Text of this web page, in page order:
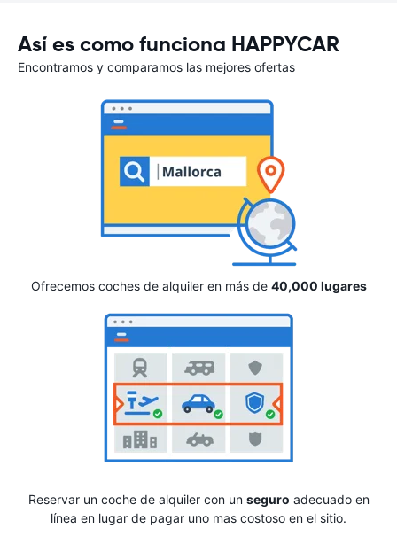
Así es como funciona HAPPYCAR
Encontramos y comparamos las mejores ofertas
Ofrecemos coches de alquiler en más de 40,000 lugares
Reservar un coche de alquiler con un seguro adecuado en
línea en lugar de pagar uno mas costoso en el sitio.